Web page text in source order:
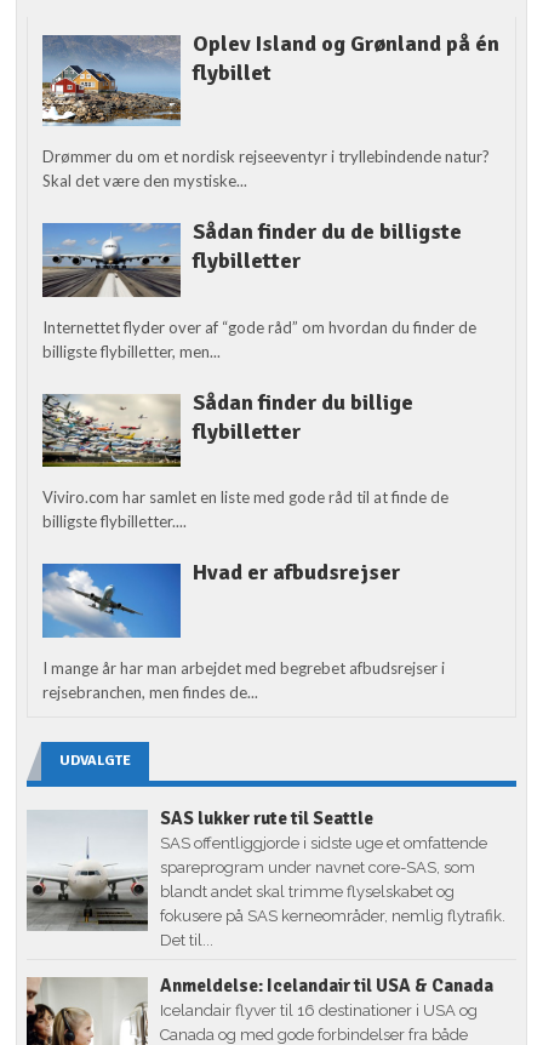
Oplev Island og Grønland på én
flybillet
Drømmer du om et nordisk rejseeventyr i tryllebindende natur?
Skal det være den mystiske...
Sådan finder du de billigste
flybilletter
Internettet flyder over af “gode råd” om hvordan du finder de
billigste flybilletter, men...
Sådan finder du billige
flybilletter
Viviro.com har samlet en liste med gode råd til at finde de
billigste flybilletter....
Hvad er afbudsrejser
I mange år har man arbejdet med begrebet afbudsrejser i
rejsebranchen, men findes de...
UDVALGTE
SAS lukker rute til Seattle
SAS offentliggjorde i sidste uge et omfattende
spareprogram under navnet core-SAS, som
blandt andet skal trimme flyselskabet og
fokusere på SAS kerneområder, nemlig flytrafik.
Det til...
Anmeldelse: Icelandair til USA & Canada
Icelandair flyver til 16 destinationer i USA og
Canada og med gode forbindelser fra både